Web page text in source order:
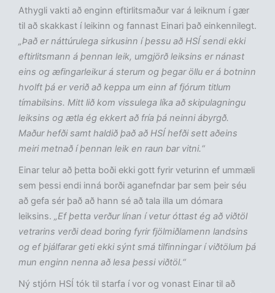
Athygli vakti að enginn eftirlitsmaður var á leiknum í gær
til að skakkast í leikinn og fannast Einari það einkennilegt.
„Það er náttúrulega sirkusinn í þessu að HSÍ sendi ekki
eftirlitsmann á þennan leik, umgjörð leiksins er nánast
eins og æfingarleikur á sterum og þegar öllu er á botninn
hvolft þá er verið að keppa um einn af fjórum titlum
tímabilsins. Mitt lið kom vissulega líka að skipulagningu
leiksins og ætla ég ekkert að fría þá neinni ábyrgð.
Maður hefði samt haldið það að HSÍ hefði sett aðeins
meiri metnað í þennan leik en raun bar vitni.“
Einar telur að þetta boði ekki gott fyrir veturinn ef ummæli
sem þessi endi inná borði aganefndar þar sem þeir séu
að gefa sér það að hann sé að tala illa um dómara
leiksins. „Ef þetta verður línan í vetur óttast ég að viðtöl
vetrarins verði dead boring fyrir fjölmiðlamenn landsins
og ef þjálfarar geti ekki sýnt smá tilfinningar í viðtölum þá
mun enginn nenna að lesa þessi viðtöl.“
Ný stjórn HSÍ tók til starfa í vor og vonast Einar til að